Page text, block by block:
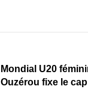
Mondial U20
Ouzérou fixe le